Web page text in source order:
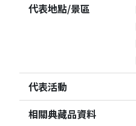
代表地點/景區
代表活動
相關典藏品資料